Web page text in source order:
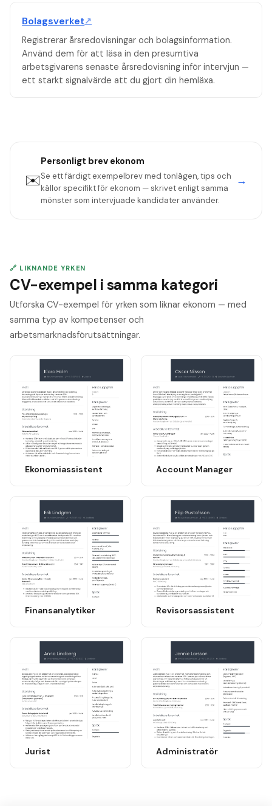
Bolagsverket↗
Registrerar årsredovisningar och bolagsinformation.
Använd dem för att läsa in den presumtiva
arbetsgivarens senaste årsredovisning inför intervjun —
ett starkt signalvärde att du gjort din hemläxa.
✉️
Personligt brev ekonom
Se ett färdigt exempelbrev med tonlägen, tips och
källor specifikt för ekonom — skrivet enligt samma
mönster som intervjuade kandidater använder.
→
🔗 LIKNANDE YRKEN
CV-exempel i samma kategori
Utforska CV-exempel för yrken som liknar ekonom — med
samma typ av kompetenser och
arbetsmarknadsförutsättningar.
Ekonomiassistent Account Manager
Finansanalytiker Revisorsassistent
Jurist Administratör